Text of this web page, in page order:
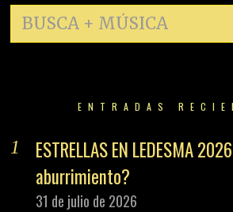
ENTRADAS
ESTRELLAS EN LEDESMA
aburrimiento?
31 de julio de 2026